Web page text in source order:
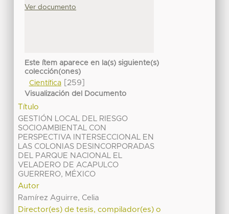
Ver documento
Este ítem aparece en la(s) siguiente(s)
colección(ones)
Científica[259]
Visualización del Documento
Título
GESTIÓN LOCAL DEL RIESGO
SOCIOAMBIENTAL CON
PERSPECTIVA INTERSECCIONAL EN
LAS COLONIAS DESINCORPORADAS
DEL PARQUE NACIONAL EL
VELADERO DE ACAPULCO
GUERRERO, MÉXICO
Autor
Ramírez Aguirre, Celia
Director(es) de tesis, compilador(es) o